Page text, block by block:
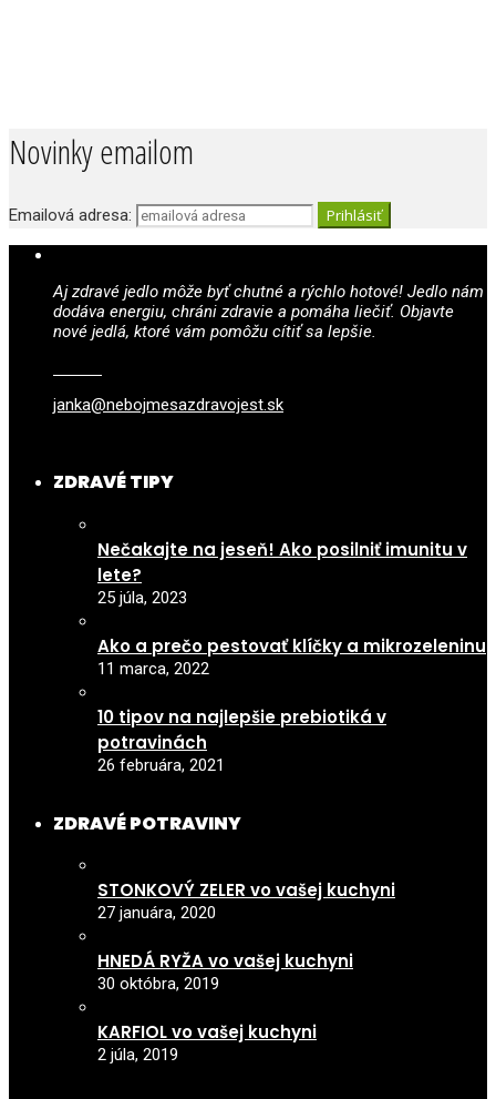
Novinky emailom
Emailová adresa:
Aj zdravé jedlo môže byť chutné a rýchlo hotové! Jedlo nám
dodáva energiu, chráni zdravie a pomáha liečiť. Objavte
nové jedlá, ktoré vám pomôžu cítiť sa lepšie.
janka@nebojmesazdravojest.sk
ZDRAVÉ TIPY
Nečakajte na jeseň! Ako posilniť imunitu v
lete?
25 júla, 2023
Ako a prečo pestovať klíčky a mikrozeleninu
11 marca, 2022
10 tipov na najlepšie prebiotiká v
potravinách
26 februára, 2021
ZDRAVÉ POTRAVINY
STONKOVÝ ZELER vo vašej kuchyni
27 januára, 2020
HNEDÁ RYŽA vo vašej kuchyni
30 októbra, 2019
KARFIOL vo vašej kuchyni
2 júla, 2019